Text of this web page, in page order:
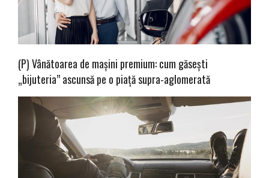
(P) Vânătoarea de mașini premium: cum găsești
„bijuteria” ascunsă pe o piață supra-aglomerată